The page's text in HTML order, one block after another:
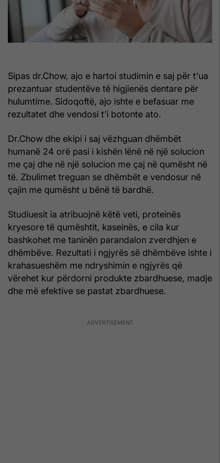
Sipas dr.Chow, ajo e hartoi studimin e saj për t'ua
prezantuar studentëve të higjienës dentare për
hulumtime. Sidoqoftë, ajo ishte e befasuar me
rezultatet dhe vendosi t'i botonte ato.
Dr.Chow dhe ekipi i saj vëzhguan dhëmbët
humanë 24 orë pasi i kishën lënë në një solucion
me çaj dhe në një solucion me çaj në qumësht në
të. Zbulimet treguan se dhëmbët e vendosur në
çajin me qumësht u bënë të bardhë.
Studiuesit ia atribuojnë këtë veti, proteinës
kryesore të qumështit, kaseinës, e cila kur
bashkohet me taninën parandalon zverdhjen e
dhëmbëve. Rezultati i ngjyrës së dhëmbëve ishte i
krahasueshëm me ndryshimin e ngjyrës që
vërehet kur përdorni produkte zbardhuese, madje
dhe më efektive se pastat zbardhuese.